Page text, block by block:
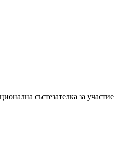
състезателка за участие